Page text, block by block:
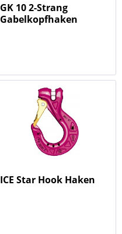
GK 10 2-Strang
Gabelkopfhaken
ICE Star Hook Haken